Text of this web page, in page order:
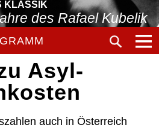
KLASSIK
des Rafael Kubelik
Asyl-
auch in Österreich